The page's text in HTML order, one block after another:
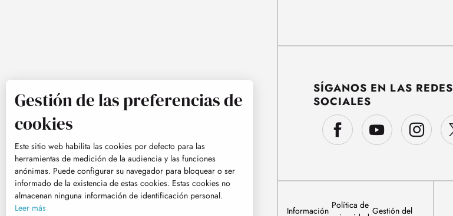
SÍGANOS EN LAS REDES
SOCIALES
Información
Política de
Gestión del
Gestión de las preferencias de
cookies
Este sitio web habilita las cookies por defecto para las
herramientas de medición de la audiencia y las funciones
anónimas. Puede configurar su navegador para bloquear o ser
informado de la existencia de estas cookies. Estas cookies no
almacenan ninguna información de identificación personal.
Leer más